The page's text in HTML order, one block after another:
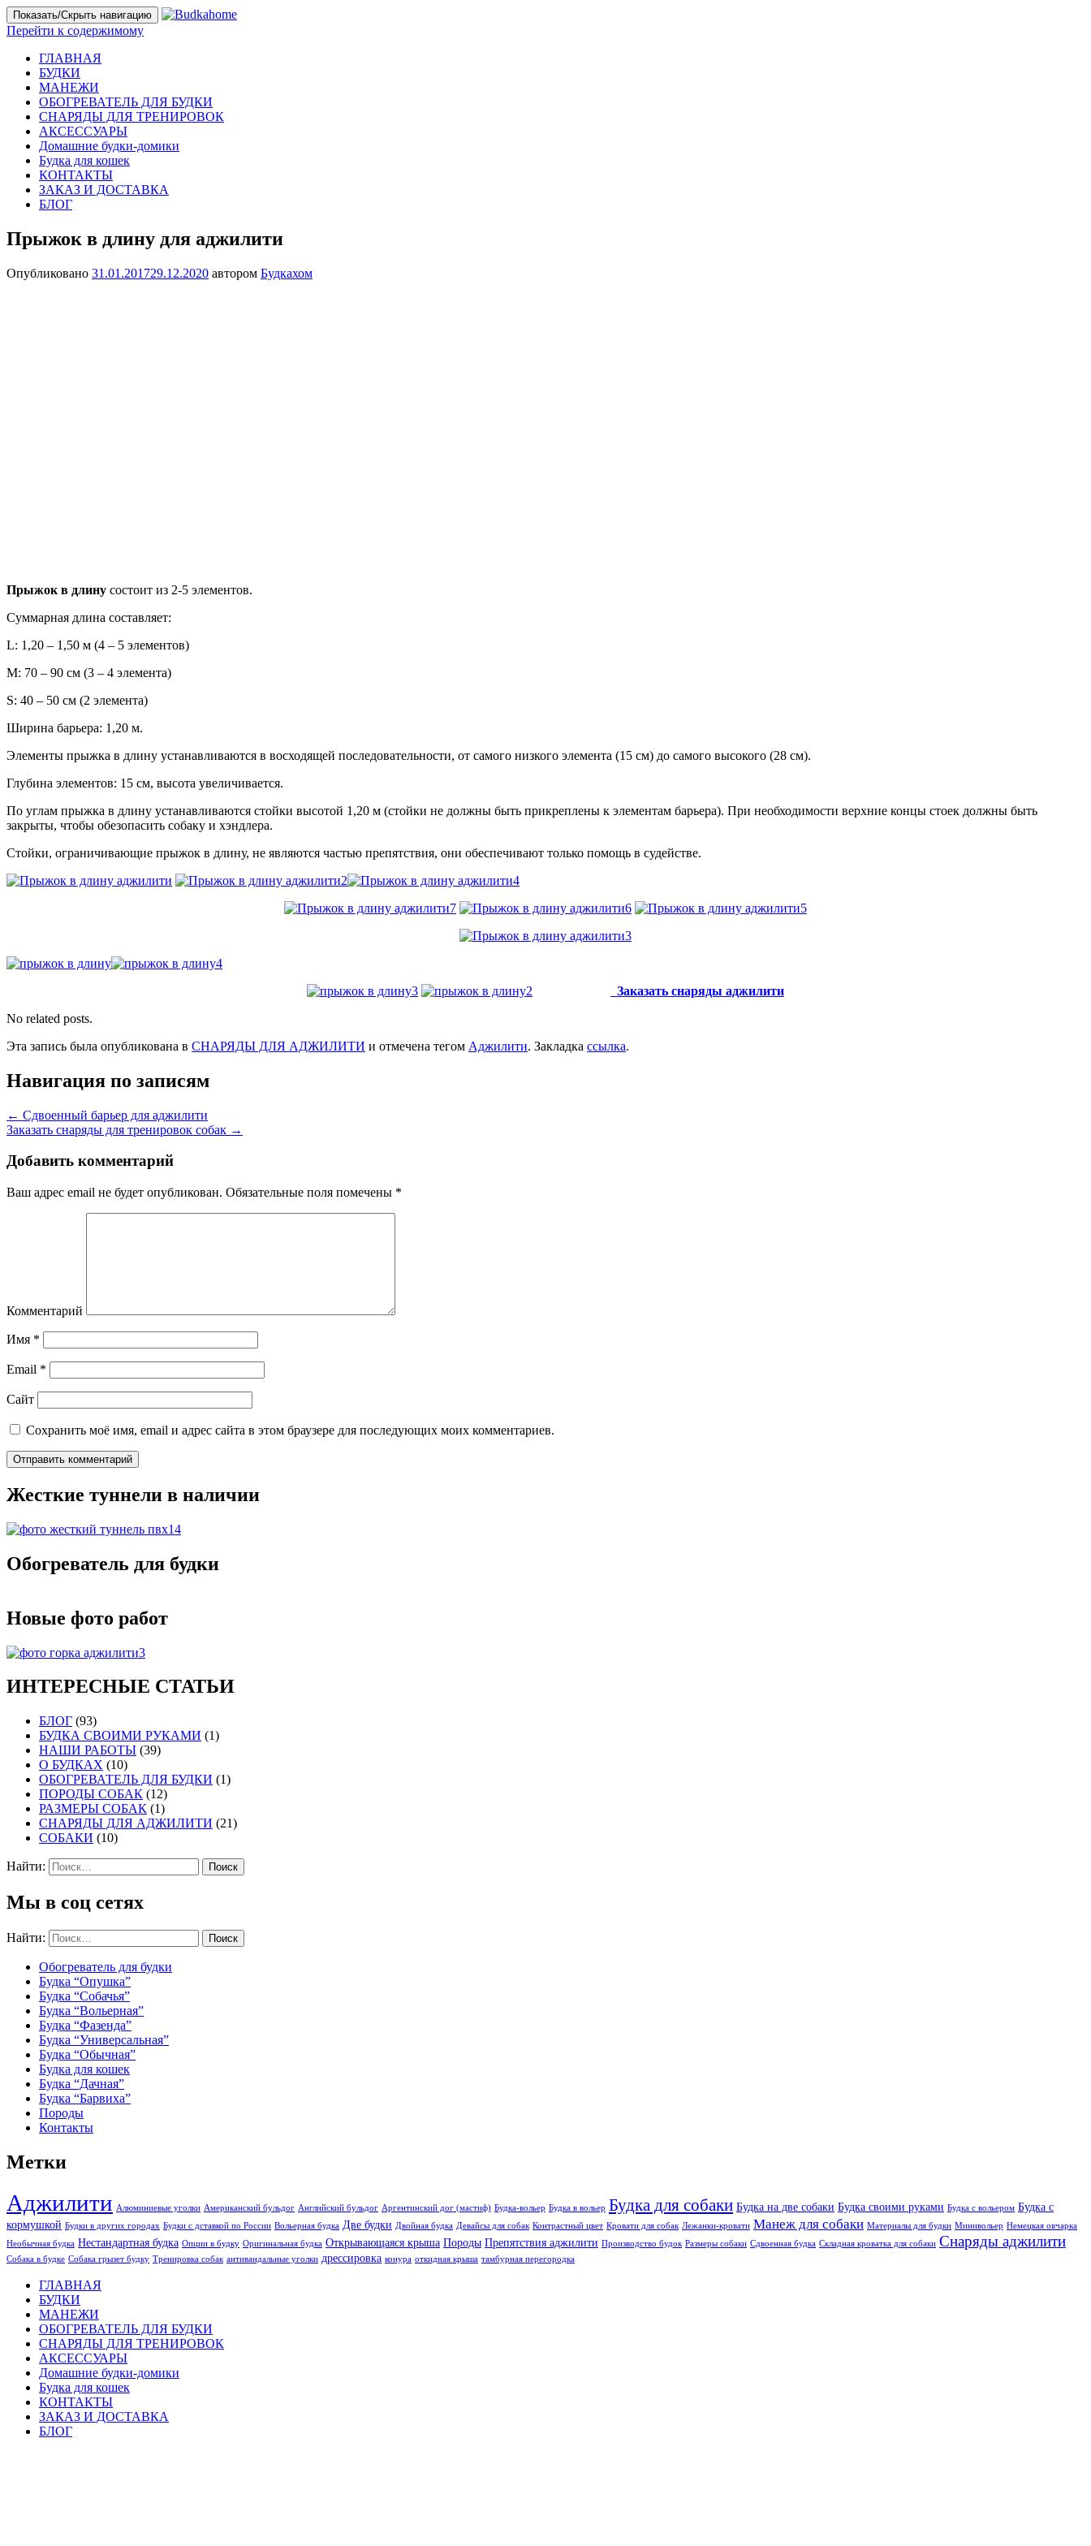
Показать/Скрыть навигацию
Перейти к содержимому
ГЛАВНАЯ
БУДКИ
МАНЕЖИ
ОБОГРЕВАТЕЛЬ ДЛЯ БУДКИ
СНАРЯДЫ ДЛЯ ТРЕНИРОВОК
АКСЕССУАРЫ
Домашние будки-домики
Будка для кошек
КОНТАКТЫ
ЗАКАЗ И ДОСТАВКА
БЛОГ
Прыжок в длину для аджилити
Опубликовано 31.01.201729.12.2020 автором Будкахом
Прыжок в длину состоит из 2-5 элементов.
Суммарная длина составляет:
L: 1,20 – 1,50 м (4 – 5 элементов)
M: 70 – 90 см (3 – 4 элемента)
S: 40 – 50 см (2 элемента)
Ширина барьера: 1,20 м.
Элементы прыжка в длину устанавливаются в восходящей последовательности, от самого низкого элемента (15 см) до самого высокого (28 см).
Глубина элементов: 15 см, высота увеличивается.
По углам прыжка в длину устанавливаются стойки высотой 1,20 м (стойки не должны быть прикреплены к элементам барьера). При необходимости верхние концы стоек должны быть
закрыты, чтобы обезопасить собаку и хэндлера.
Стойки, ограничивающие прыжок в длину, не являются частью препятствия, они обеспечивают только помощь в судействе.
Заказать снаряды аджилити
No related posts.
Эта запись была опубликована в СНАРЯДЫ ДЛЯ АДЖИЛИТИ и отмечена тегом Аджилити. Закладка ссылка.
Навигация по записям
← Сдвоенный барьер для аджилити
Заказать снаряды для тренировок собак →
Добавить комментарий
Ваш адрес email не будет опубликован. Обязательные поля помечены *
Комментарий
Имя *
Email *
Сайт
Сохранить моё имя, email и адрес сайта в этом браузере для последующих моих комментариев.
Жесткие туннели в наличии
Обогреватель для будки
Новые фото работ
ИНТЕРЕСНЫЕ СТАТЬИ
БЛОГ (93)
БУДКА СВОИМИ РУКАМИ (1)
НАШИ РАБОТЫ (39)
О БУДКАХ (10)
ОБОГРЕВАТЕЛЬ ДЛЯ БУДКИ (1)
ПОРОДЫ СОБАК (12)
РАЗМЕРЫ СОБАК (1)
СНАРЯДЫ ДЛЯ АДЖИЛИТИ (21)
СОБАКИ (10)
Найти:
Мы в соц сетях
Найти:
Обогреватель для будки
Будка “Опушка”
Будка “Собачья”
Будка “Вольерная”
Будка “Фазенда”
Будка “Универсальная”
Будка “Обычная”
Будка для кошек
Будка “Дачная”
Будка “Барвиха”
Породы
Контакты
Метки
Аджилити Алюминиевые уголки Американский бульдог Английский бульдог Аргентинский дог (мастиф) Будка-вольер Будка в вольер Будка для собаки Будка на две собаки Будка своими руками Будка с вольером Будка с
кормушкой Будки в других городах Будки с дставкой по России Вольерная будка Две будки Двойная будка Девайсы для собак Контрастный цвет Кровати для собак Лежанки-кровати Манеж для собаки Материалы для будки Минивольер Немецкая овчарка
Необычная будка Нестандартная будка Опции в будку Оригинальная будка Открывающаяся крыша Породы Препятствия аджилити Производство будок Размеры собаки Сдвоенная будка Складная кроватка для собаки Снаряды аджилити
Собака в будке Собака грызет будку Тренировка собак антивандальные уголки дрессировка конура откидная крыша тамбурная перегородка
ГЛАВНАЯ
БУДКИ
МАНЕЖИ
ОБОГРЕВАТЕЛЬ ДЛЯ БУДКИ
СНАРЯДЫ ДЛЯ ТРЕНИРОВОК
АКСЕССУАРЫ
Домашние будки-домики
Будка для кошек
КОНТАКТЫ
ЗАКАЗ И ДОСТАВКА
БЛОГ